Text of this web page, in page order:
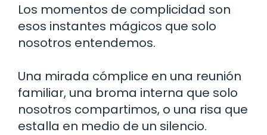
Los momentos de complicidad son
esos instantes mágicos que solo
nosotros entendemos.
Una mirada cómplice en una reunión
familiar, una broma interna que solo
nosotros compartimos, o una risa que
estalla en medio de un silencio.